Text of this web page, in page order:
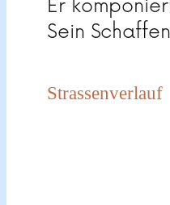
Er
Sein
Strassenverlauf